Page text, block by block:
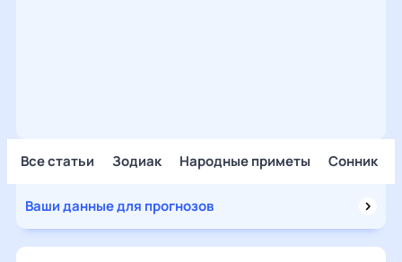
Все статьи Зодиак Народные приметы Сонник
Ваши данные для прогнозов